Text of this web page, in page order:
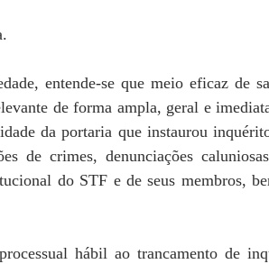
entende-se que meio eficaz de
de forma ampla, geral e
da portaria que instaurou
de crimes, denunciações
do STF e de seus membros,
hábil ao trancamento de